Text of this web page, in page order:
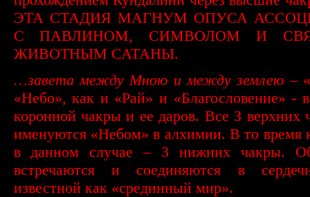
ЭТА СТАДИЯ МАГНУМ ОПУСА
С ПАВЛИНОМ, СИМВОЛОМ И
ЖИВОТНЫМ САТАНЫ.
…завета между Мною и между землею –
«Небо», как и «Рай» и «Благословение» -
коронной чакры и ее даров. Все З верхних
именуются «Небом» в алхимии. В то время
в данном случае – 3 нижних чакры.
встречаются и соединяются в
известной как «срединный мир».